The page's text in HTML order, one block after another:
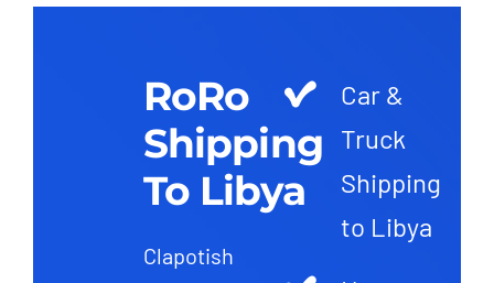
RoRo
Shipping
To Libya
Clapotish
Car &
Truck
Shipping
to Libya